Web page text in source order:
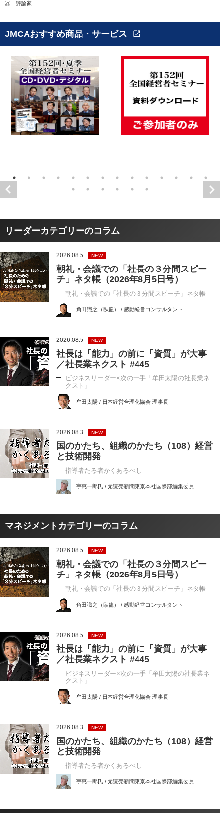
器 評論家
JMCAおすすめ商品・サービス open_in_new
リーダーカテゴリーのコラム
2026.08.5 NEW
朝礼・会議での「社長の３分間スピー
チ」ネタ帳（2026年8月5日号）
朝礼・会議での「社長の３分間スピーチ」ネタ帳
角田識之（臥龍） / 感動経営コンサルタント
2026.08.5 NEW
社長は「能力」の前に「資質」が大事
／社長業ネクスト #445
ビジネスリーダー×次の一手「牟田太陽の社長業ネ
クスト」
牟田太陽 / 日本経営合理化協会 理事長
2026.08.3 NEW
国のかたち、組織のかたち（108）経営
と技術開発
指導者たる者かくあるべし
宇惠一郎氏 / 元読売新聞東京本社国際部編集委員
マネジメントカテゴリーのコラム
2026.08.5 NEW
朝礼・会議での「社長の３分間スピー
チ」ネタ帳（2026年8月5日号）
朝礼・会議での「社長の３分間スピーチ」ネタ帳
角田識之（臥龍） / 感動経営コンサルタント
2026.08.5 NEW
社長は「能力」の前に「資質」が大事
／社長業ネクスト #445
ビジネスリーダー×次の一手「牟田太陽の社長業ネ
クスト」
牟田太陽 / 日本経営合理化協会 理事長
2026.08.3 NEW
国のかたち、組織のかたち（108）経営
と技術開発
指導者たる者かくあるべし
宇惠一郎氏 / 元読売新聞東京本社国際部編集委員